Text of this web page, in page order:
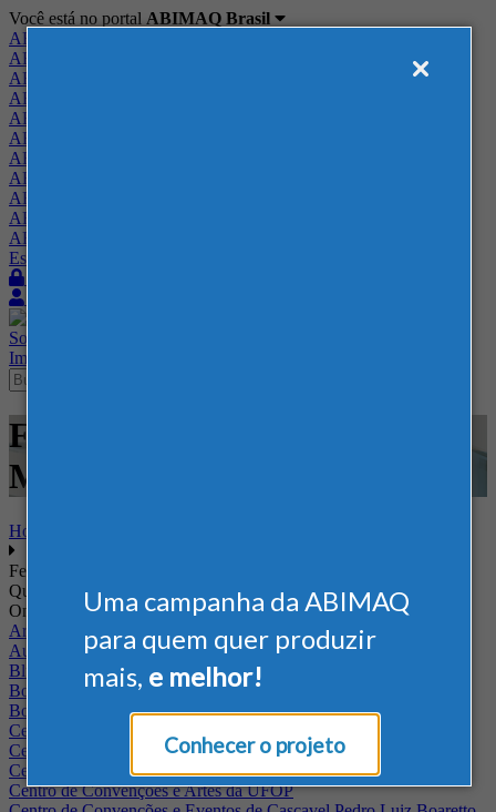
Uma campanha da ABIMAQ
para quem quer produzir
mais, e melhor!
Conhecer o projeto
Você está no portal ABIMAQ Brasil
ABIMAQ Brasil
ABIMAQ Minas Gerais
ABIMAQ Norte-Nordeste
ABIMAQ Paraná
ABIMAQ Piracicaba
ABIMAQ Ribeirão Preto
ABIMAQ Rio de Janeiro
ABIMAQ Rio Grande do Sul
ABIMAQ Santa Catarina
ABIMAQ São Paulo
ABIMAQ Vale do Paraíba
Escritório de Relações Governamentais
Sobre
Imprensa
Feiras - EXPOMINAS - BH -
Metal Mecânico
Home
Feiras
Quando
Onde
Arena Jaguariuna
Auditório Albano Franco - FIEPA
Blumenau - SC
BolognaFiere
Boulevard Olimpico - RJ
Centro Internacional de Convenções do Brasil, em Brasília
Centro de Convenções - SE
Centro de Convenções de Pernambuco - PE
Centro de Convenções e Artes da UFOP